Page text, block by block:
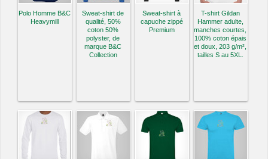
Polo Homme B&C
Heavymill
Sweat-shirt de
qualité, 50%
coton 50%
polyster, de
marque B&C
Collection
Sweat-shirt à
capuche zippé
Premium
T-shirt Gildan
Hammer adulte,
manches courtes,
100% coton épais
et doux, 203 g/m²,
tailles S au 5XL.